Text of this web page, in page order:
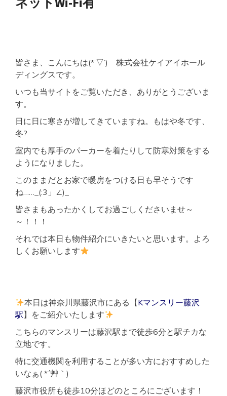
ト
有
近
好
立
皆さま、こんにちは(*’▽’) 株式会社ケイアイホール
ディングスです。
いつも当サイトをご覧いただき、ありがとうございま
す。
日に日に寒さが増してきていますね。もはや冬です、
冬?
室内でも厚手のパーカーを着たりして防寒対策をする
ようになりました。
このままだとお家で暖房をつける日も早そうです
ね……_(:3」∠)_
皆さまもあったかくしてお過ごしくださいませ～
～！！！
それでは本日も物件紹介にいきたいと思います。よろ
しくお願いします
本日は神奈川県藤沢市にある【Kマンスリー藤沢
駅】をご紹介いたします
こちらのマンスリーは藤沢駅まで徒歩6分と駅チカな
立地です。
特に交通機関を利用することが多い方におすすめした
いなぁ( *´艸｀)
藤沢市役所も徒歩10分ほどのところにございます！